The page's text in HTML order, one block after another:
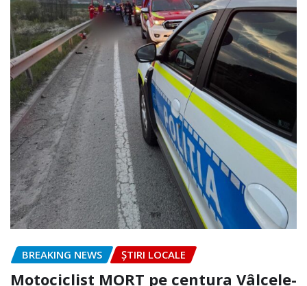
BREAKING NEWS ȘTIRI LOCALE
Motociclist MORT pe centura Vâlcele-